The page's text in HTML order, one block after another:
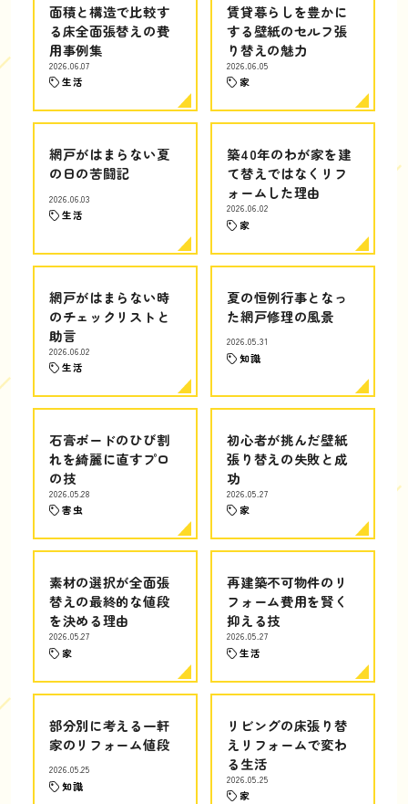
面積と構造で比較す
る床全面張替えの費
用事例集
2026.06.07
生活
賃貸暮らしを豊かに
する壁紙のセルフ張
り替えの魅力
2026.06.05
家
網戸がはまらない夏
の日の苦闘記
2026.06.03
生活
築40年のわが家を建
て替えではなくリフ
ォームした理由
2026.06.02
家
網戸がはまらない時
のチェックリストと
助言
2026.06.02
生活
夏の恒例行事となっ
た網戸修理の風景
2026.05.31
知識
石膏ボードのひび割
れを綺麗に直すプロ
の技
2026.05.28
害虫
初心者が挑んだ壁紙
張り替えの失敗と成
功
2026.05.27
家
素材の選択が全面張
替えの最終的な値段
を決める理由
2026.05.27
家
再建築不可物件のリ
フォーム費用を賢く
抑える技
2026.05.27
生活
部分別に考える一軒
家のリフォーム値段
2026.05.25
知識
リビングの床張り替
えリフォームで変わ
る生活
2026.05.25
家